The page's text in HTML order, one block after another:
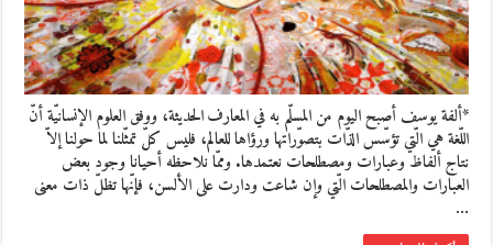
*ألفة يوسف أصبح اليوم من المسلّم به في المعارف الحديثة، ووفق العلوم الإنسانيّة أنّ
اللّغة هي الّتي تؤسّس الذّات بتصوّراتها ورؤاها للعالم، فليس كلّ تمثّلنا لما حولنا إلاّ
نتاج ألفاظ وعبارات ومصطلحات نعتمدها. وممّا نلاحظه أحيانا وجود بعض
العبارات والمصطلحات الّتي وإن شاعت ودارت على الألسن، فإنّها تظلّ ذات معنى
…